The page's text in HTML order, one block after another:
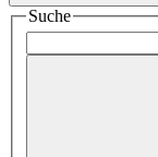
Suche